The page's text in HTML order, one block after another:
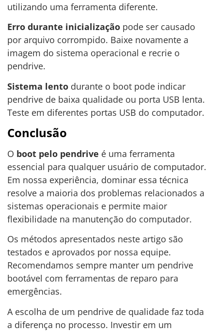
utilizando uma ferramenta diferente.
Erro durante inicialização pode ser causado
por arquivo corrompido. Baixe novamente a
imagem do sistema operacional e recrie o
pendrive.
Sistema lento durante o boot pode indicar
pendrive de baixa qualidade ou porta USB lenta.
Teste em diferentes portas USB do computador.
Conclusão
O boot pelo pendrive é uma ferramenta
essencial para qualquer usuário de computador.
Em nossa experiência, dominar essa técnica
resolve a maioria dos problemas relacionados a
sistemas operacionais e permite maior
flexibilidade na manutenção do computador.
Os métodos apresentados neste artigo são
testados e aprovados por nossa equipe.
Recomendamos sempre manter um pendrive
bootável com ferramentas de reparo para
emergências.
A escolha de um pendrive de qualidade faz toda
a diferença no processo. Investir em um